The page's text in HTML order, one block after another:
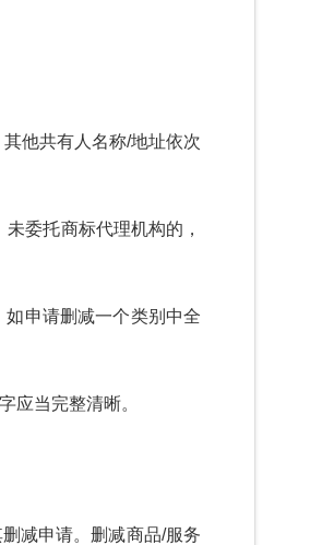
他共有人名称/地址依次
委托商标代理机构的，
申请删减一个类别中全
应当完整清晰。
减申请。删减商品/服务